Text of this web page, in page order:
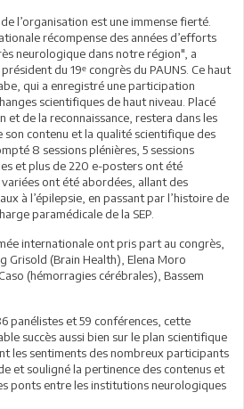
l’organisation est une immense fierté.
récompense des années d’efforts
neurologique dans notre région", a
du 19ᵉ congrès du PAUNS. Ce haut
qui a enregistré une participation
scientifiques de haut niveau. Placé
et de la reconnaissance, restera dans les
son contenu et la qualité scientifique des
8 sessions plénières, 5 sessions
et plus de 220 e-posters ont été
ont été abordées, allant des
à l’épilepsie, en passant par l’histoire de
paramédicale de la SEP.
internationale ont pris part au congrès,
Grisold (Brain Health), Elena Moro
(hémorragies cérébrales), Bassem
panélistes et 59 conférences, cette
succès aussi bien sur le plan scientifique
les sentiments des nombreux participants
et souligné la pertinence des contenus et
ponts entre les institutions neurologiques